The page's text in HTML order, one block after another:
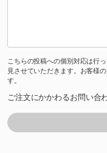
こちらの投稿への個別対応は行
見させていただきます。お客様
す。
ご注文にかかわるお問い合